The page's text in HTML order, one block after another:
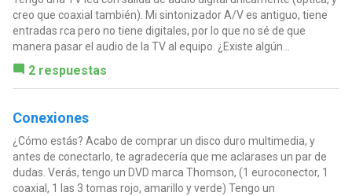
creo que coaxial también). Mi sintonizador A/V es antiguo, tiene
entradas rca pero no tiene digitales, por lo que no sé de que
manera pasar el audio de la TV al equipo. ¿Existe algún...
2 respuestas
Conexiones
¿Cómo estás? Acabo de comprar un disco duro multimedia, y
antes de conectarlo, te agradecería que me aclarases un par de
dudas. Verás, tengo un DVD marca Thomson, (1 euroconector, 1
coaxial, 1 las 3 tomas rojo, amarillo y verde) Tengo un